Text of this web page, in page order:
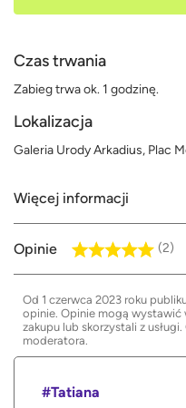
Czas trwania
Zabieg trwa ok. 1 godzinę.
Lokalizacja
Galeria Urody Arkadius, Plac
Więcej informacji
Opinie (2)
Od 1 czerwca 2023 roku
opinie. Opinie mogą wystawić
zakupu lub skorzystali z
moderatora.
#Tatiana